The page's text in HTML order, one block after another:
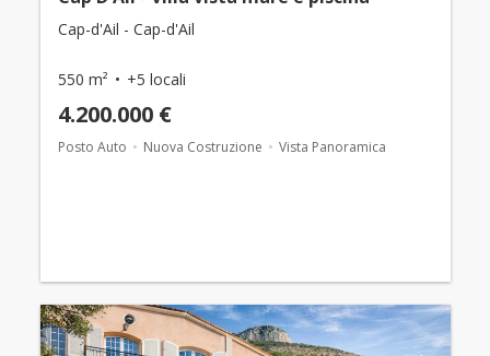
Cap-d'Ail - Cap-d'Ail
550 m² +5 locali
4.200.000 €
Posto Auto Nuova Costruzione Vista Panoramica